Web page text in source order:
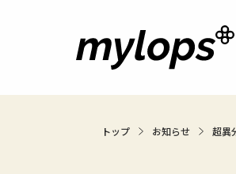
トップ お知らせ 超異